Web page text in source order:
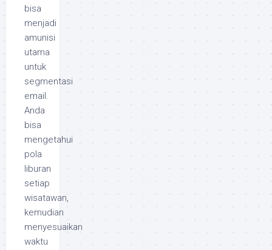
bisa
menjadi
amunisi
utama
untuk
segmentasi
email.
Anda
bisa
mengetahui
pola
liburan
setiap
wisatawan,
kemudian
menyesuaikan
waktu